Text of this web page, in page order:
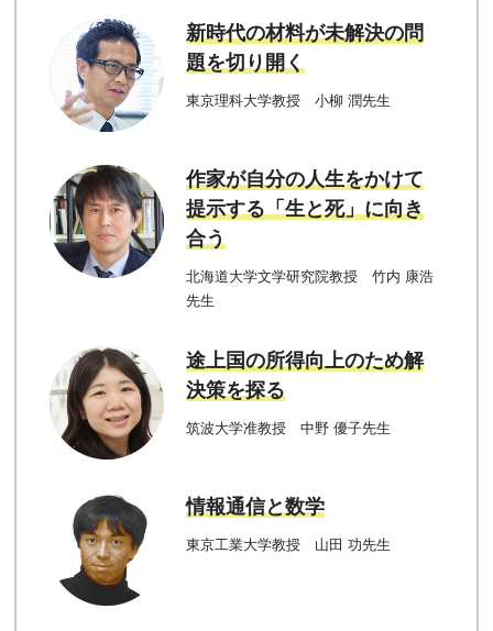
新時代の材料が未解決の問
題を切り開く
東京理科大学教授 小柳 潤先生
作家が自分の人生をかけて
提示する「生と死」に向き
合う
北海道大学文学研究院教授 竹内 康浩
先生
途上国の所得向上のため解
決策を探る
筑波大学准教授 中野 優子先生
情報通信と数学
東京工業大学教授 山田 功先生